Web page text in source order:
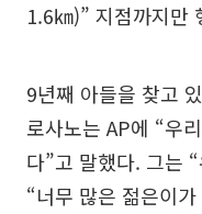
1.6㎞)” 지점까지만
9년째 아들을 찾고
로사노는 AP에 “우
다”고 말했다. 그는
“너무 많은 젊은이